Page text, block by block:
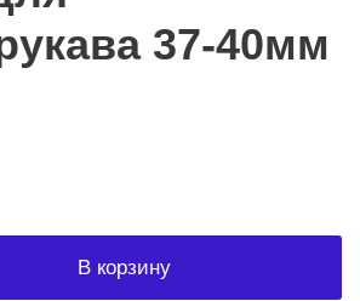
37-40мм
В корзину